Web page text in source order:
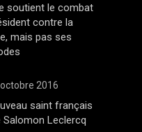
soutient le combat
contre la
mais pas ses
2016
saint français
Salomon Leclercq